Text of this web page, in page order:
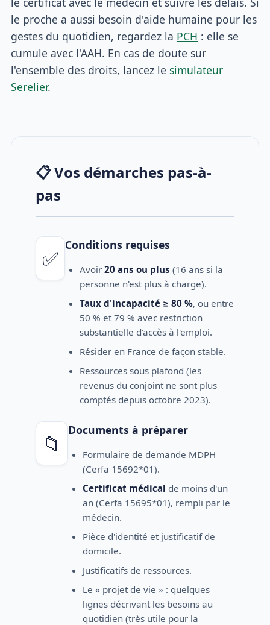
le proche a aussi besoin d'aide humaine pour les
gestes du quotidien, regardez la PCH : elle se
cumule avec l'AAH. En cas de doute sur
l'ensemble des droits, lancez le simulateur
Serelier.
📋 Vos démarches pas-à-
pas
✅
Conditions requises
Avoir 20 ans ou plus (16 ans si la
personne n'est plus à charge).
Taux d'incapacité ≥ 80 %, ou entre
50 % et 79 % avec restriction
substantielle d'accès à l'emploi.
Résider en France de façon stable.
Ressources sous plafond (les
revenus du conjoint ne sont plus
comptés depuis octobre 2023).
📁
Documents à préparer
Formulaire de demande MDPH
(Cerfa 15692*01).
Certificat médical de moins d'un
an (Cerfa 15695*01), rempli par le
médecin.
Pièce d'identité et justificatif de
domicile.
Justificatifs de ressources.
Le « projet de vie » : quelques
lignes décrivant les besoins au
quotidien (très utile pour la